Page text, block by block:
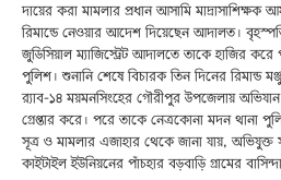
দায়ের করা মামলার প্রধান আসামি মাদ্রাসাশিক্ষক
রিমান্ডে নেওয়ার আদেশ দিয়েছেন আদালত।
জুডিসিয়াল ম্যাজিস্ট্রেট আদালতে তাকে হাজির
পুলিশ। শুনানি শেষে বিচারক তিন দিনের
র‍্যাব-১৪ ময়মনসিংহের গৌরীপুর উপজেলায়
গ্রেপ্তার করে। পরে তাকে নেত্রকোনা মদন থানা
সূত্র ও মামলার এজাহার থেকে জানা যায়,
কাইটাইল ইউনিয়নের পাঁচহার বড়বাড়ি গ্রামের